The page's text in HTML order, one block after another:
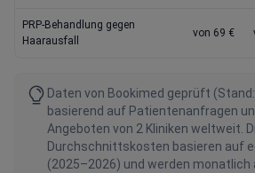
PRP-Behandlung gegen
Haarausfall
von 69 €
Daten von Bookimed geprüft
basierend auf Patientenanfragen
Angeboten von 2 Kliniken weltweit.
Durchschnittskosten basieren auf
(2025–2026) und werden monatlich